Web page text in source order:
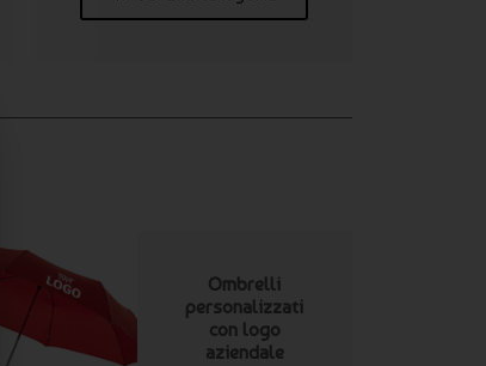
Ombrelli
personalizzati
con logo
aziendale